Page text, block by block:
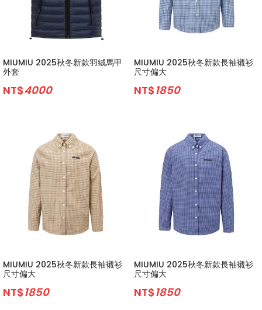
MIUMIU 2025秋冬新款羽絨馬甲
外套
NT$4000
MIUMIU 2025秋冬新款長袖襯衫
尺寸偏大
NT$1850
MIUMIU 2025秋冬新款長袖襯衫
尺寸偏大
NT$1850
MIUMIU 2025秋冬新款長袖襯衫
尺寸偏大
NT$1850